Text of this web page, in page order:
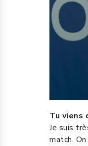
Tu viens
Je suis
match.